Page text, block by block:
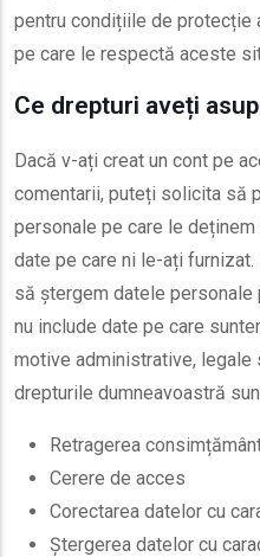
pentru condițiile de protecție
pe care le respectă aceste
Ce drepturi aveți
Dacă v-ați creat un cont pe
comentarii, puteți solicita să
personale pe care le
date pe care ni le-ați
să ștergem datele personale
nu include date pe care
motive administrative, legale
drepturile dumneavoastră
Retragerea
Cerere de acces
Corectarea datelor cu
Ștergerea datelor cu